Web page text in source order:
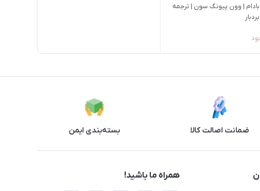
| وون پیونگ سون | ترجمه
ضمانت اصالت کالا بسته‌بندی ایمن
همراه ما باشید!